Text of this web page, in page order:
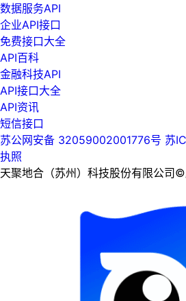
数据服务API
企业API接口
免费接口大全
API百科
金融科技API
API接口大全
API资讯
短信接口
苏公网安备 32059002001776号 苏
执照
天聚地合（苏州）科技股份有限公司